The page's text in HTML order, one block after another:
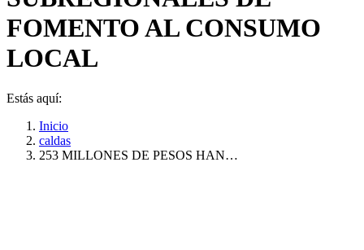
FOMENTO AL CONSUMO
LOCAL
Estás aquí:
Inicio
caldas
253 MILLONES DE PESOS HAN…